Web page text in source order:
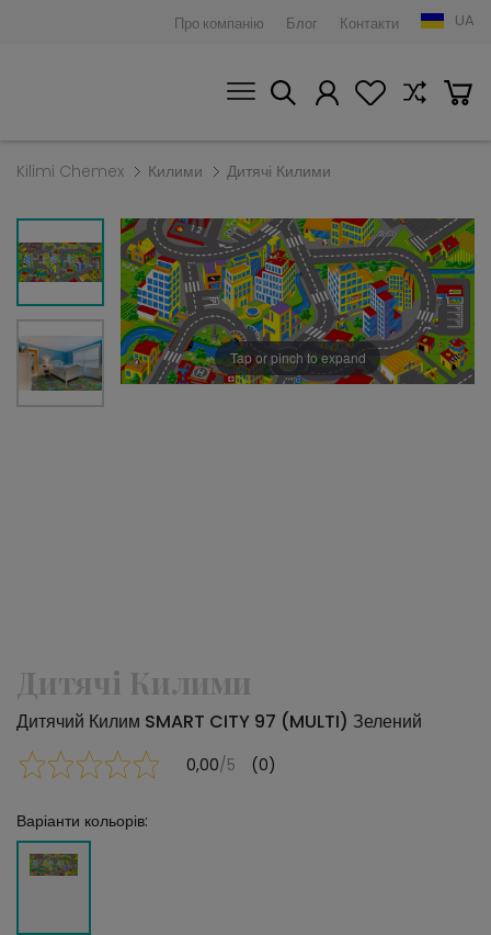
Про компанію Блог Контакти UA
Kilimi Chemex Килими Дитячі Килими
Tap or pinch to expand
Дитячі Килими
Дитячий Килим SMART CITY 97 (MULTI) Зелений
0,00/5 (0)
Варіанти кольорів: